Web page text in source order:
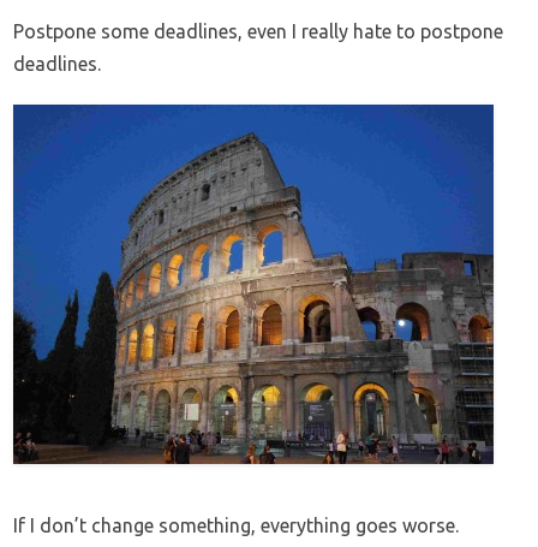
Postpone some deadlines, even I really hate to postpone
deadlines.
If I don’t change something, everything goes worse.